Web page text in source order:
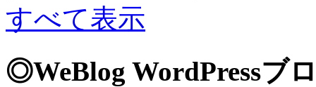
すべて表示
◎WeBlog WordPressブ